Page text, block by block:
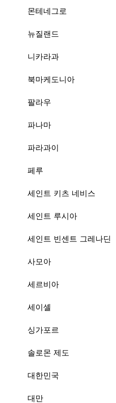
몬테네그로
뉴질랜드
니카라과
북마케도니아
팔라우
파나마
파라과이
페루
세인트 키츠 네비스
세인트 루시아
세인트 빈센트 그레나딘
사모아
세르비아
세이셸
싱가포르
솔로몬 제도
대한민국
대만